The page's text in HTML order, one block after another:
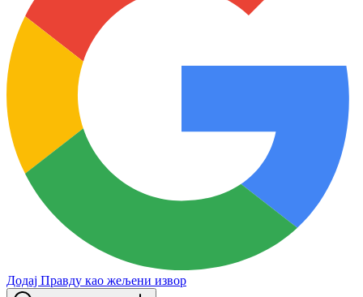
Додај Правду као жељени извор